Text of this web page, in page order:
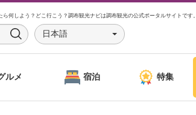
何しよう？どこ行こう？調布観光ナビは調布観光の公式ポータルサイトです。
S
c
日本語
ルメ 宿泊 特集